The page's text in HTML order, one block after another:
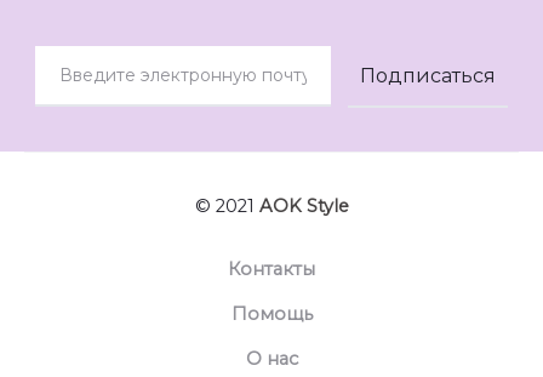
© 2021 AOK Style
Контакты
Помощь
О нас